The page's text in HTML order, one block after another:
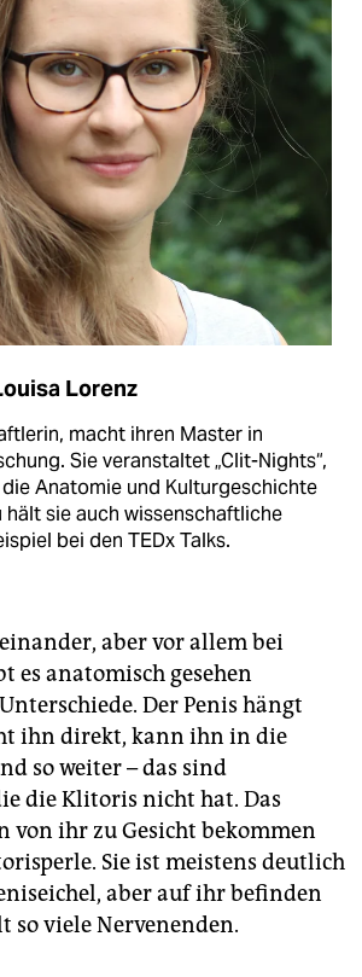
Lorenz
macht ihren Master in
Sie veranstaltet „Clit-Nights“,
Anatomie und Kulturgeschichte
hält sie auch wissenschaftliche
bei den TEDx Talks.
aber vor allem bei
es anatomisch gesehen
Der Penis hängt
ihn direkt, kann ihn in die
so weiter – das sind
die Klitoris nicht hat. Das
von ihr zu Gesicht bekommen
Sie ist meistens deutlich
aber auf ihr befinden
so viele Nervenenden.